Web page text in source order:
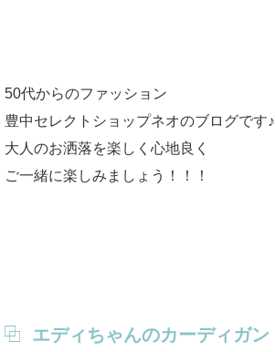
50代からのファッション
豊中セレクトショップネオのブログです♪
大人のお洒落を楽しく心地良く
ご一緒に楽しみましょう！！！
エディちゃんのカーディガン